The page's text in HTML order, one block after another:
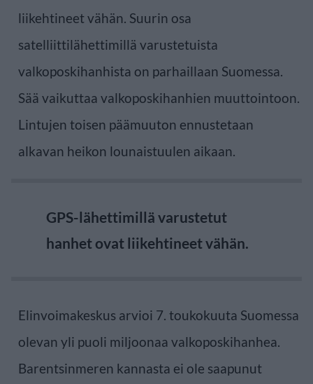
liikehtineet vähän. Suurin osa
satelliittilähettimillä varustetuista
valkoposkihanhista on parhaillaan Suomessa.
Sää vaikuttaa valkoposkihanhien muuttointoon.
Lintujen toisen päämuuton ennustetaan
alkavan heikon lounaistuulen aikaan.
GPS-lähettimillä varustetut
hanhet ovat liikehtineet vähän.
Elinvoimakeskus arvioi 7. toukokuuta Suomessa
olevan yli puoli miljoonaa valkoposkihanhea.
Barentsinmeren kannasta ei ole saapunut